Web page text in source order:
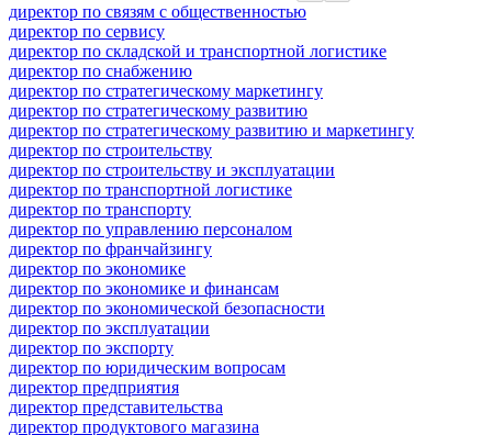
директор по связям с общественностью
директор по сервису
директор по складской и транспортной логистике
директор по снабжению
директор по стратегическому маркетингу
директор по стратегическому развитию
директор по стратегическому развитию и маркетингу
директор по строительству
директор по строительству и эксплуатации
директор по транспортной логистике
директор по транспорту
директор по управлению персоналом
директор по франчайзингу
директор по экономике
директор по экономике и финансам
директор по экономической безопасности
директор по эксплуатации
директор по экспорту
директор по юридическим вопросам
директор предприятия
директор представительства
директор продуктового магазина